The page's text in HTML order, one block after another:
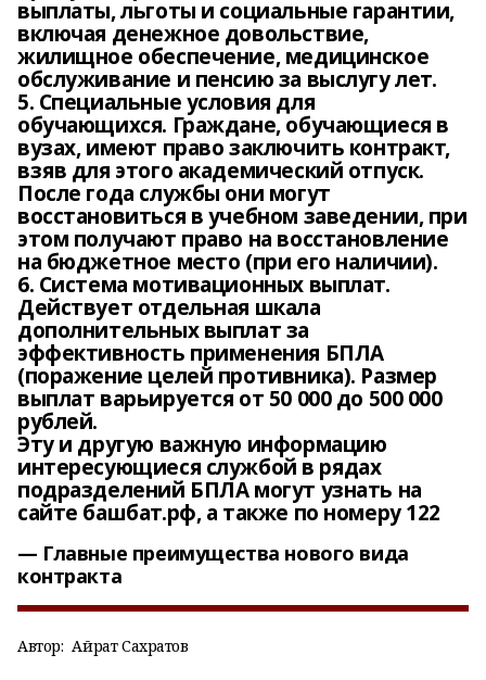
выплаты, льготы и социальные гарантии,
включая денежное довольствие,
жилищное обеспечение, медицинское
обслуживание и пенсию за выслугу лет.
5. Специальные условия для
обучающихся. Граждане, обучающиеся в
вузах, имеют право заключить контракт,
взяв для этого академический отпуск.
После года службы они могут
восстановиться в учебном заведении, при
этом получают право на восстановление
на бюджетное место (при его наличии).
6. Система мотивационных выплат.
Действует отдельная шкала
дополнительных выплат за
эффективность применения БПЛА
(поражение целей противника). Размер
выплат варьируется от 50 000 до 500 000
рублей.
Эту и другую важную информацию
интересующиеся службой в рядах
подразделений БПЛА могут узнать на
сайте башбат.рф, а также по номеру 122
Главные преимущества нового вида
контракта
Автор: Айрат Сахратов